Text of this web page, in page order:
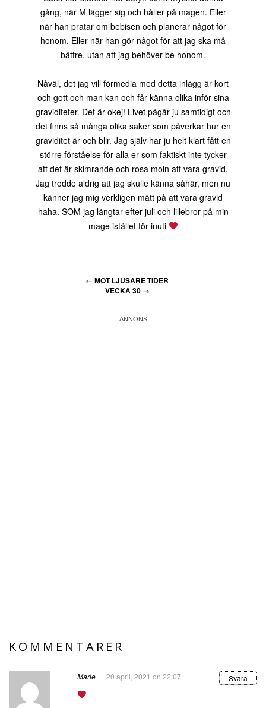
gång, när M lägger sig och håller på magen. Eller
när han pratar om bebisen och planerar något för
honom. Eller när han gör något för att jag ska må
bättre, utan att jag behöver be honom.
Nåväl, det jag vill förmedla med detta inlägg är kort
och gott och man kan och får känna olika inför sina
graviditeter. Det är okej! Livet pågår ju samtidigt och
det finns så många olika saker som påverkar hur en
graviditet är och blir. Jag själv har ju helt klart fått en
större förståelse för alla er som faktiskt inte tycker
att det är skimrande och rosa moln att vara gravid.
Jag trodde aldrig att jag skulle känna såhär, men nu
känner jag mig verkligen mätt på att vara gravid
haha. SOM jag längtar efter juli och lillebror på min
mage istället för inuti
← MOT LJUSARE TIDER
VECKA 30 →
KOMMENTARER
Marie 20 april, 2021 on 22:07 Svara